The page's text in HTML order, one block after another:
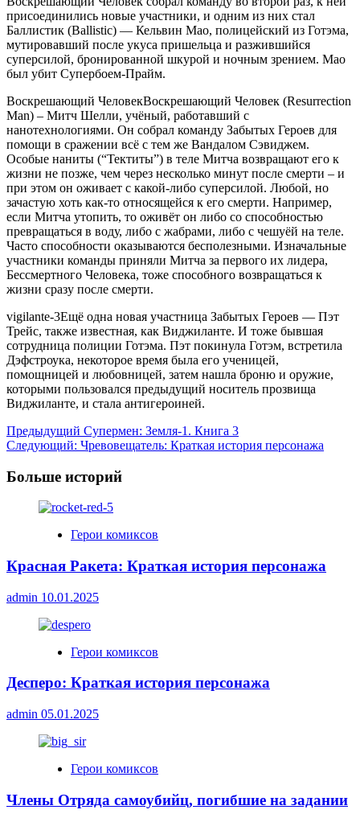
присоединились новые участники, и одним из них стал
Баллистик (Ballistic) — Кельвин Мао, полицейский из Готэма,
мутировавший после укуса пришельца и разжившийся
суперсилой, бронированной шкурой и ночным зрением. Мао
был убит Супербоем-Прайм.
Воскрешающий ЧеловекВоскрешающий Человек (Resurrection
Man) – Митч Шелли, учёный, работавший с
нанотехнологиями. Он собрал команду Забытых Героев для
помощи в сражении всё с тем же Вандалом Сэвиджем.
Особые наниты (“Тектиты”) в теле Митча возвращают его к
жизни не позже, чем через несколько минут после смерти – и
при этом он оживает с какой-либо суперсилой. Любой, но
зачастую хоть как-то относящейся к его смерти. Например,
если Митча утопить, то оживёт он либо со способностью
превращаться в воду, либо с жабрами, либо с чешуёй на теле.
Часто способности оказываются бесполезными. Изначальные
участники команды приняли Митча за первого их лидера,
Бессмертного Человека, тоже способного возвращаться к
жизни сразу после смерти.
vigilante-3Ещё одна новая участница Забытых Героев — Пэт
Трейс, также известная, как Виджиланте. И тоже бывшая
сотрудница полиции Готэма. Пэт покинула Готэм, встретила
Дэфстроука, некоторое время была его ученицей,
помощницей и любовницей, затем нашла броню и оружие,
которыми пользовался предыдущий носитель прозвища
Виджиланте, и стала антигероиней.
Навигация
записи
Предыдущий Супермен: Земля-1. Книга 3
Следующий: Чревовещатель: Краткая история персонажа
Больше историй
Герои комиксов
Красная Ракета: Краткая история персонажа
admin 10.01.2025
Герои комиксов
Десперо: Краткая история персонажа
admin 05.01.2025
Герои комиксов
Члены Отряда самоубийц, погибшие на задании